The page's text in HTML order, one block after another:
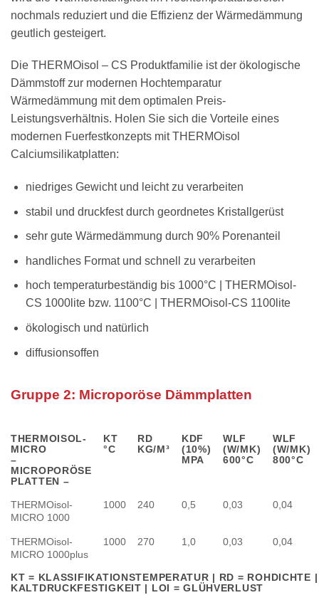
nochmals reduziert und die Effizienz der Wärmedämmung
geutlich gesteigert.
Die THERMOisol – CS Produktfamilie ist der ökologische
Dämmstoff zur modernen Hochtemparatur
Wärmedämmung mit dem optimalen Preis-
Leistungsverhältnis. Holen Sie sich die Vorteile eines
modernen Fuerfestkonzepts mit THERMOisol
Calciumsilikatplatten:
niedriges Gewicht und leicht zu verarbeiten
stabil und druckfest durch geordnetes Kristallgerüst
sehr gute Wärmedämmung durch 90% Porenanteil
handliches Format und schnell zu verarbeiten
hoch temperaturbeständig bis 1000°C | THERMOisol-
CS 1000lite bzw. 1100°C | THERMOisol-CS 1100lite
ökologisch und natürlich
diffusionsoffen
Gruppe 2: Microporöse Dämmplatten
THERMOISOL-
MICRO
–
MICROPORÖSE
PLATTEN –
KT
°C
RD
KG/M³
KDF
(10%)
MPA
WLF
(W/MK)
600°C
WLF
(W/MK)
800°C
THERMOisol-
MICRO 1000
1000 240 0,5 0,03 0,04
THERMOisol-
MICRO 1000plus
1000 270 1,0 0,03 0,04
KT = KLASSIFIKATIONSTEMPERATUR | RD =
KALTDRUCKFESTIGKEIT | LOI = GLÜHVERLUST